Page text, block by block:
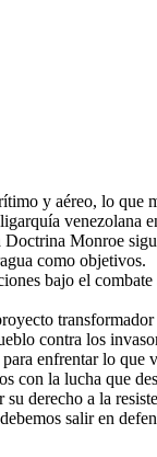
y aéreo, lo que
venezolana
Doctrina Monroe
como objetivos.
bajo el
contra los
enfrentar lo que
con la lucha que
derecho a la
salir en